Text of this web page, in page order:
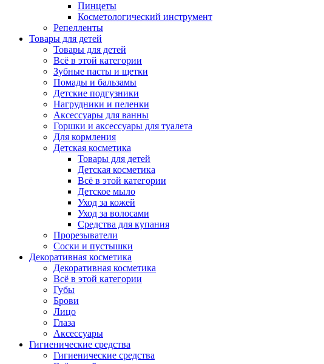
Пинцеты
Косметологический инструмент
Репелленты
Товары для детей
Товары для детей
Всё в этой категории
Зубные пасты и щетки
Помады и бальзамы
Детские подгузники
Нагрудники и пеленки
Аксессуары для ванны
Горшки и аксессуары для туалета
Для кормления
Детская косметика
Товары для детей
Детская косметика
Всё в этой категории
Детское мыло
Уход за кожей
Уход за волосами
Средства для купания
Прорезыватели
Соски и пустышки
Декоративная косметика
Декоративная косметика
Всё в этой категории
Губы
Брови
Лицо
Глаза
Аксессуары
Гигиенические средства
Гигиенические средства